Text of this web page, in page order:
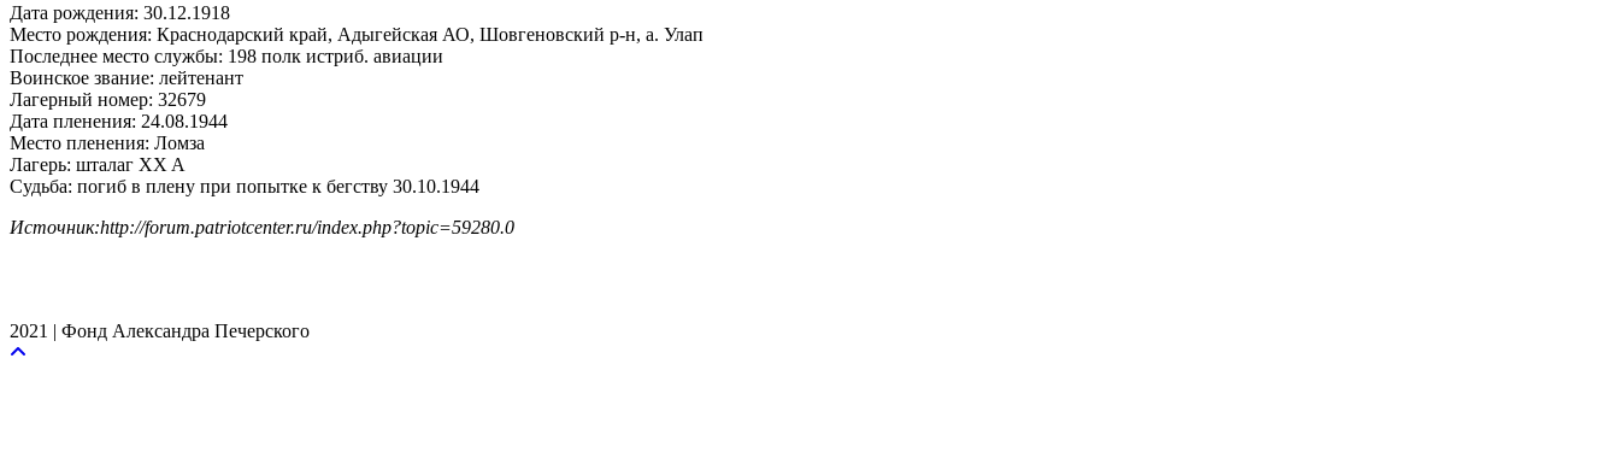
Дата рождения: 30.12.1918
Место рождения: Краснодарский край, Адыгейская АО, Шовгеновский р-н, а. Улап
Последнее место службы: 198 полк истриб. авиации
Воинское звание: лейтенант
Лагерный номер: 32679
Дата пленения: 24.08.1944
Место пленения: Ломза
Лагерь: шталаг XX A
Судьба: погиб в плену при попытке к бегству 30.10.1944
Источник:http://forum.patriotcenter.ru/index.php?topic=59280.0
2021 | Фонд Александра Печерского